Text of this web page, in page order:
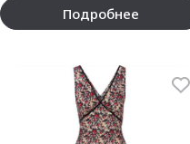
Подробнее